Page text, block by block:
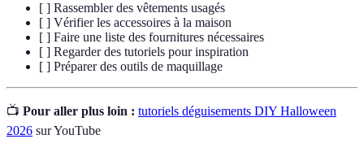
[ ] Rassembler des vêtements usagés
[ ] Vérifier les accessoires à la maison
[ ] Faire une liste des fournitures nécessaires
[ ] Regarder des tutoriels pour inspiration
[ ] Préparer des outils de maquillage
📺 Pour aller plus loin : tutoriels déguisements DIY Halloween
2026 sur YouTube